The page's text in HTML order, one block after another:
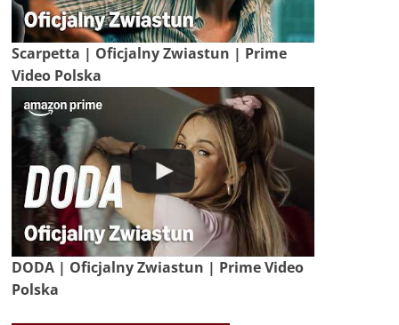
Scarpetta | Oficjalny Zwiastun | Prime
Video Polska
DODA | Oficjalny Zwiastun | Prime Video
Polska